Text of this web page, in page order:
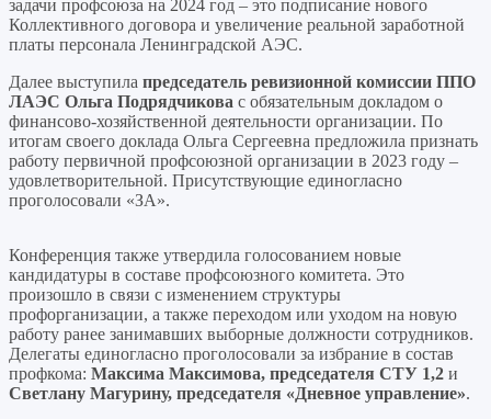
задачи профсоюза на 2024 год – это подписание нового
Коллективного договора и увеличение реальной заработной
платы персонала Ленинградской АЭС.
Далее выступила председатель ревизионной комиссии ППО
ЛАЭС Ольга Подрядчикова с обязательным докладом о
финансово-хозяйственной деятельности организации. По
итогам своего доклада Ольга Сергеевна предложила признать
работу первичной профсоюзной организации в 2023 году –
удовлетворительной. Присутствующие единогласно
проголосовали «ЗА».
Конференция также утвердила голосованием новые
кандидатуры в составе профсоюзного комитета. Это
произошло в связи с изменением структуры
профорганизации, а также переходом или уходом на новую
работу ранее занимавших выборные должности сотрудников.
Делегаты единогласно проголосовали за избрание в состав
профкома: Максима Максимова, председателя СТУ 1,2 и
Светлану Магурину, председателя «Дневное управление».